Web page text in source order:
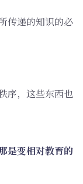
传递的知识的必
序，这些东西也
是变相对教育的